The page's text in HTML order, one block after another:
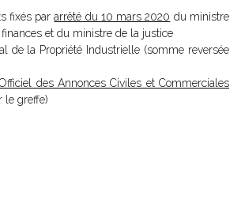
fixés pararrêté du 10 mars 2020 du ministre
et du ministre de la justice
de la Propriété Industrielle (somme reversée
des Annonces Civiles et Commerciales
le greffe)